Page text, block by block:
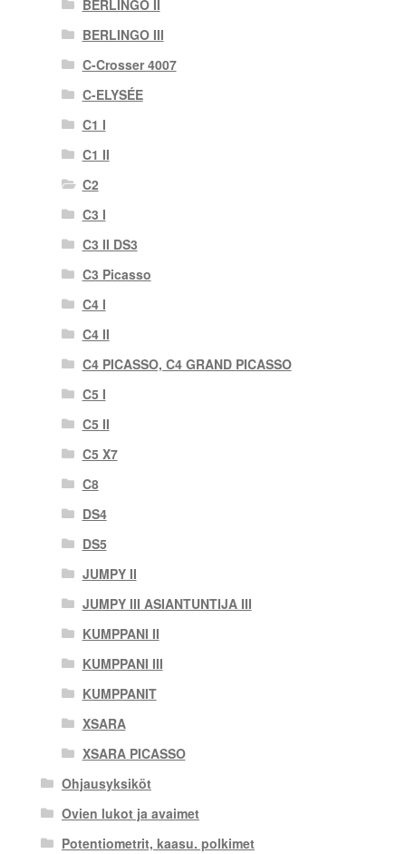
BERLINGO II
BERLINGO III
C-Crosser 4007
C-ELYSÉE
C1 I
C1 II
C2
C3 I
C3 II DS3
C3 Picasso
C4 I
C4 II
C4 PICASSO, C4 GRAND PICASSO
C5 I
C5 II
C5 X7
C8
DS4
DS5
JUMPY II
JUMPY III ASIANTUNTIJA III
KUMPPANI II
KUMPPANI III
KUMPPANIT
XSARA
XSARA PICASSO
Ohjausyksiköt
Ovien lukot ja avaimet
Potentiometrit, kaasu. polkimet